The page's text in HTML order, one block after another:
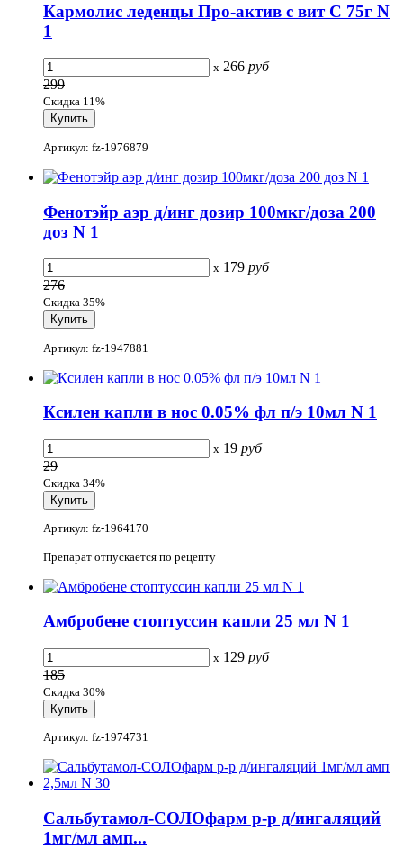
Кармолис леденцы Про-актив с вит С 75г N
1
x 266 руб
299
Скидка 11%
Артикул: fz-1976879
Фенотэйр аэр д/инг дозир 100мкг/доза 200
доз N 1
x 179 руб
276
Скидка 35%
Артикул: fz-1947881
Ксилен капли в нос 0.05% фл п/э 10мл N 1
x 19 руб
29
Скидка 34%
Артикул: fz-1964170
Препарат отпускается по рецепту
Амбробене стоптуссин капли 25 мл N 1
x 129 руб
185
Скидка 30%
Артикул: fz-1974731
Сальбутамол-СОЛОфарм р-р д/ингаляций
1мг/мл амп...